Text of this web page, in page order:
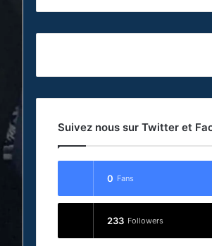
Suivez nous sur Twitter et
0 Fans
233 Followers